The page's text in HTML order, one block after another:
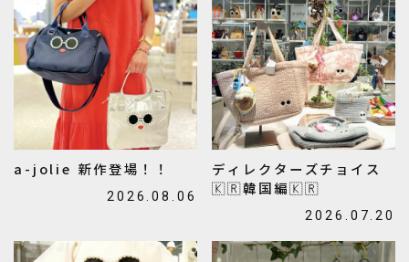
a-jolie 新作登場！！
2026.08.06
ディレクターズチョイス
🇰🇷韓国編🇰🇷
2026.07.20